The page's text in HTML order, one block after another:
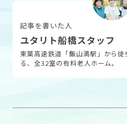
記事を書いた人
ユタリト船橋スタッフ
東葉高速鉄道「飯山満駅」から
る、全32室の有料老人ホーム。